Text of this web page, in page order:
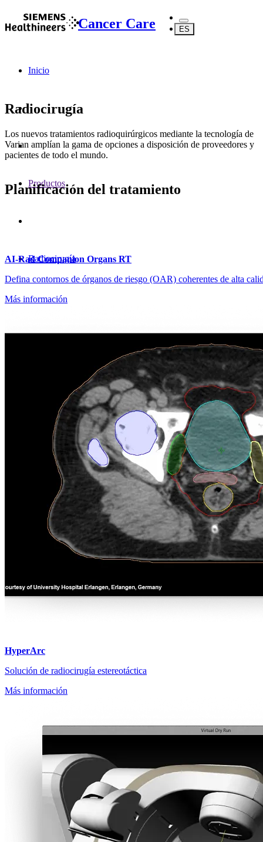
Cancer Care ES
Inicio
Productos
Radiocirugía
Radiocirugía
Los nuevos tratamientos radioquirúrgicos mediante la tecnología de
Varian amplían la gama de opciones a disposición de proveedores y
pacientes de todo el mundo.
Planificación del tratamiento
AI-Rad Companion Organs RT
Defina contornos de órganos de riesgo (OAR) coherentes de alta
Más información
HyperArc
Solución de radiocirugía estereotáctica
Más información